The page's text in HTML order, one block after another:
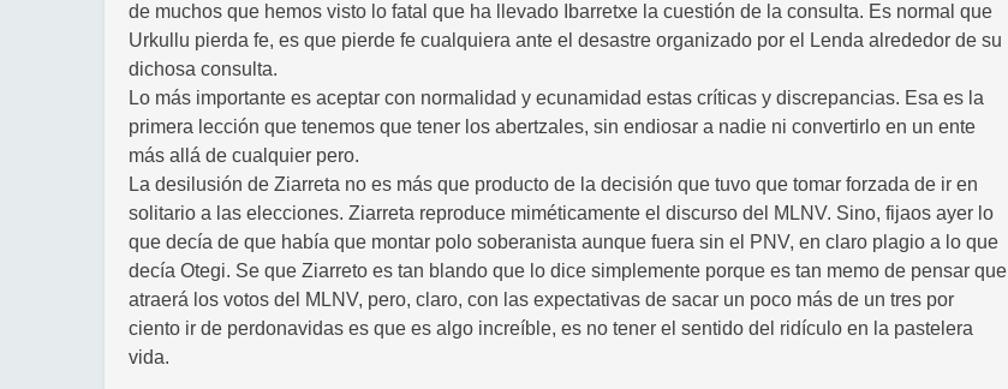
de muchos que hemos visto lo fatal que ha llevado Ibarretxe la cuestión de la consulta. Es normal que
Urkullu pierda fe, es que pierde fe cualquiera ante el desastre organizado por el Lenda alrededor de su
dichosa consulta.
Lo más importante es aceptar con normalidad y ecunamidad estas críticas y discrepancias. Esa es la
primera lección que tenemos que tener los abertzales, sin endiosar a nadie ni convertirlo en un ente
más allá de cualquier pero.
La desilusión de Ziarreta no es más que producto de la decisión que tuvo que tomar forzada de ir en
solitario a las elecciones. Ziarreta reproduce miméticamente el discurso del MLNV. Sino, fijaos ayer lo
que decía de que había que montar polo soberanista aunque fuera sin el PNV, en claro plagio a lo que
decía Otegi. Se que Ziarreto es tan blando que lo dice simplemente porque es tan memo de pensar que
atraerá los votos del MLNV, pero, claro, con las expectativas de sacar un poco más de un tres por
ciento ir de perdonavidas es que es algo increíble, es no tener el sentido del ridículo en la pastelera
vida.